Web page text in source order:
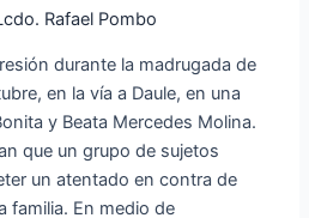
Rafael Pombo
durante la madrugada de
en la vía a Daule, en una
y Beata Mercedes Molina.
que un grupo de sujetos
un atentado en contra de
familia. En medio de